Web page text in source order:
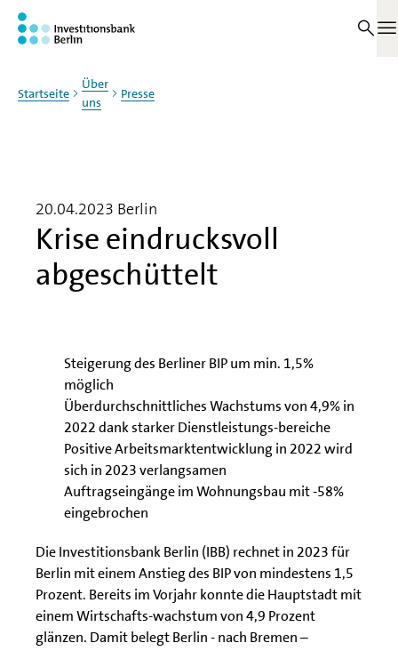
Zum Haupinhalt springen
Startseite
Über
uns
Presse
Krise eindrucksvoll
abgeschüttelt
20.04.2023 Berlin
Steigerung des Berliner BIP um min. 1,5%
möglich
Überdurchschnittliches Wachstums von 4,9% in
2022 dank starker Dienstleistungs-bereiche
Positive Arbeitsmarktentwicklung in 2022 wird
sich in 2023 verlangsamen
Auftragseingänge im Wohnungsbau mit -58%
eingebrochen
Die Investitionsbank Berlin (IBB) rechnet in 2023 für
Berlin mit einem Anstieg des BIP von mindestens 1,5
Prozent. Bereits im Vorjahr konnte die Hauptstadt mit
einem Wirtschafts-wachstum von 4,9 Prozent
glänzen. Damit belegt Berlin - nach Bremen –